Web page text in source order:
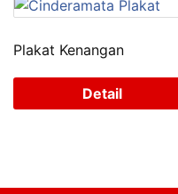
Plakat Kenangan
Detail